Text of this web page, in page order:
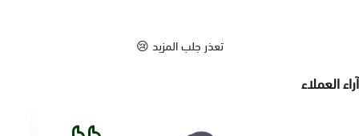
تعذر جلب المزيد 😢
آراء العملاء